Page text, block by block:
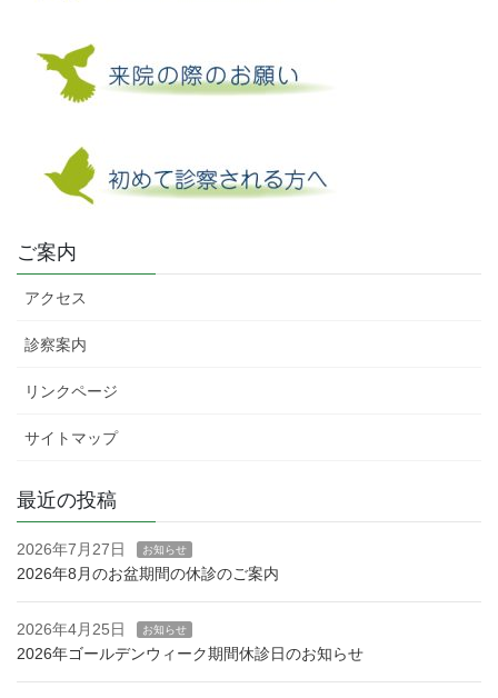
ご案内
アクセス
診察案内
リンクページ
サイトマップ
最近の投稿
2026年7月27日 お知らせ
2026年8月のお盆期間の休診のご案内
2026年4月25日 お知らせ
2026年ゴールデンウィーク期間休診日のお知らせ